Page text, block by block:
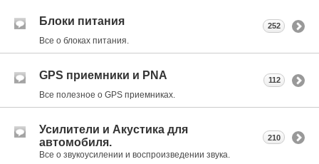
Блоки питания
Все о блоках питания.
252
GPS приемники и PNA
Все полезное о GPS приемниках.
112
Усилители и Акустика для
автомобиля.
Все о звукоусилении и воспроизведении звука.
210